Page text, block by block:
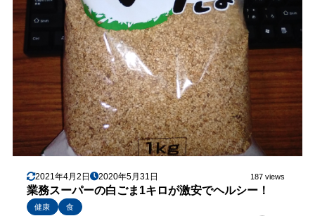
2021年4月2日 2020年5月31日 187 views
業務スーパーの白ごま1キロが激安でヘルシー！
健康
食